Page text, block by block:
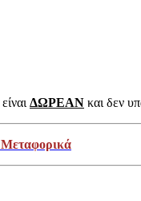
ΔΩΡΕΑΝ και δεν